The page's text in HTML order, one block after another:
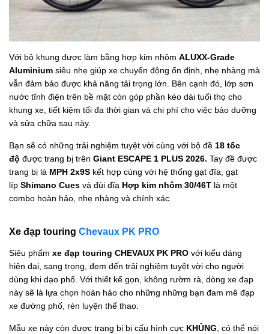
Với bộ khung được làm bằng hợp kim nhôm ALUXX-Grade
Aluminium siêu nhẹ giúp xe chuyển động ổn định, nhẹ nhàng mà
vẫn đảm bảo được khả năng tải trọng lớn. Bên cạnh đó, lớp sơn
nước tĩnh điện trên bề mặt còn góp phần kéo dài tuổi thọ cho
khung xe, tiết kiệm tối đa thời gian và chi phí cho việc bảo dưỡng
và sửa chữa sau này.
Bạn sẽ có những trải nghiệm tuyệt vời cùng với bộ đề 18 tốc
độ được trang bị trên Giant ESCAPE 1 PLUS 2026. Tay đề được
trang bị là MPH 2x9S kết hợp cùng với hệ thống gạt đĩa, gạt
líp Shimano Cues và đùi đĩa Hợp kim nhôm 30/46T là một
combo hoàn hảo, nhẹ nhàng và chính xác.
Xe đạp touring Chevaux PK PRO
Siêu phẩm xe đạp touring CHEVAUX PK PRO với kiểu dáng
hiện đại, sang trọng, đem đến trải nghiệm tuyệt vời cho người
dùng khi dạo phố. Với thiết kế gọn, không rườm rà, dòng xe đạp
này sẽ là lựa chọn hoàn hảo cho những những bạn đam mê đạp
xe đường phố, rèn luyện thể thao.
Mẫu xe này còn được trang bị bị cấu hình cực KHỦNG, có thể nói